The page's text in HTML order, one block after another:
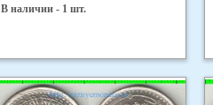
В наличии - 1 шт.